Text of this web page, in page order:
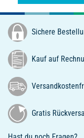
Sichere
Kauf auf
Gratis